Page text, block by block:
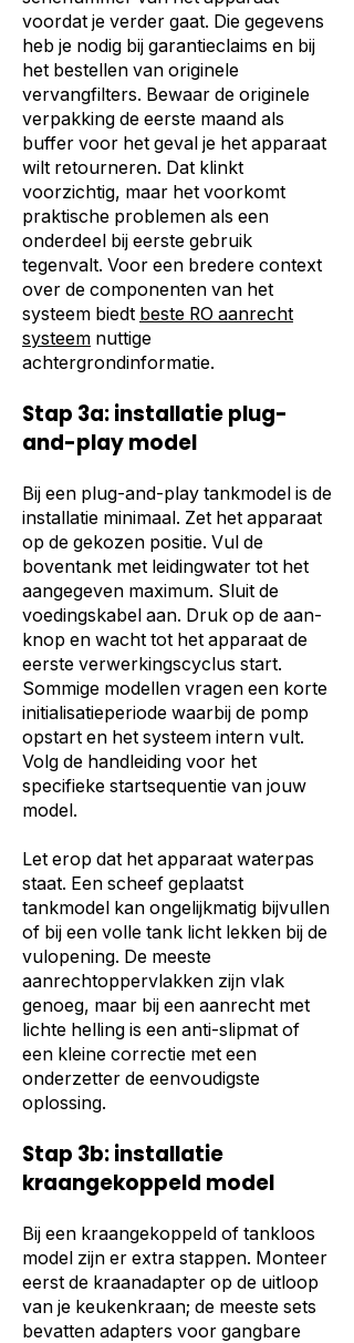
voordat je verder gaat. Die gegevens
heb je nodig bij garantieclaims en bij
het bestellen van originele
vervangfilters. Bewaar de originele
verpakking de eerste maand als
buffer voor het geval je het apparaat
wilt retourneren. Dat klinkt
voorzichtig, maar het voorkomt
praktische problemen als een
onderdeel bij eerste gebruik
tegenvalt. Voor een bredere context
over de componenten van het
systeem biedt beste RO aanrecht
systeem nuttige
achtergrondinformatie.
Stap 3a: installatie plug-
and-play model
Bij een plug-and-play tankmodel is de
installatie minimaal. Zet het apparaat
op de gekozen positie. Vul de
boventank met leidingwater tot het
aangegeven maximum. Sluit de
voedingskabel aan. Druk op de aan-
knop en wacht tot het apparaat de
eerste verwerkingscyclus start.
Sommige modellen vragen een korte
initialisatieperiode waarbij de pomp
opstart en het systeem intern vult.
Volg de handleiding voor het
specifieke startsequentie van jouw
model.
Let erop dat het apparaat waterpas
staat. Een scheef geplaatst
tankmodel kan ongelijkmatig bijvullen
of bij een volle tank licht lekken bij de
vulopening. De meeste
aanrechtoppervlakken zijn vlak
genoeg, maar bij een aanrecht met
lichte helling is een anti-slipmat of
een kleine correctie met een
onderzetter de eenvoudigste
oplossing.
Stap 3b: installatie
kraangekoppeld model
Bij een kraangekoppeld of tankloos
model zijn er extra stappen. Monteer
eerst de kraanadapter op de uitloop
van je keukenkraan; de meeste sets
bevatten adapters voor gangbare